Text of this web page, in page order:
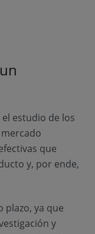
estudio de los
que
y, por ende,
plazo, ya que
y